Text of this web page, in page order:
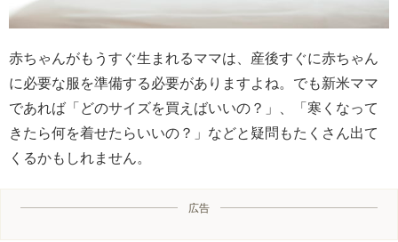
赤ちゃんがもうすぐ生まれるママは、産後すぐに赤ちゃん
に必要な服を準備する必要がありますよね。でも新米ママ
であれば「どのサイズを買えばいいの？」、「寒くなって
きたら何を着せたらいいの？」などと疑問もたくさん出て
くるかもしれません。
広告